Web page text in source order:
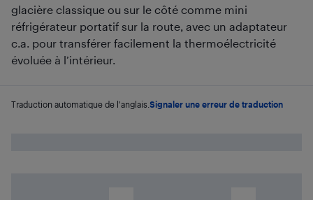
glacière classique ou sur le côté comme mini
réfrigérateur portatif sur la route, avec un adaptateur
c.a. pour transférer facilement la thermoélectricité
évoluée à l’intérieur.
Traduction automatique de l'anglais. Signaler une erreur de traduction